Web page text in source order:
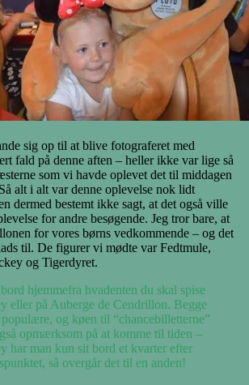
sig op til at blive fotograferet med
fald på denne aften – heller ikke var lige så
som vi havde oplevet det til middagen
alt i alt var denne oplevelse nok lidt
dermed bestemt ikke sagt, at det også ville
for andre besøgende. Jeg tror bare, at
for vores børns vedkommende – og det
til. De figurer vi mødte var Fedtmule,
og Tigerdyret.
hjemmefra hvadenten du skal spise
eller på Auberge de Cendrillon. Begge
og køen til “chancebilletterne”
opmærksom på at komme til tiden –
har man kun sit bord et kvarter efter
så overgår det til en anden!